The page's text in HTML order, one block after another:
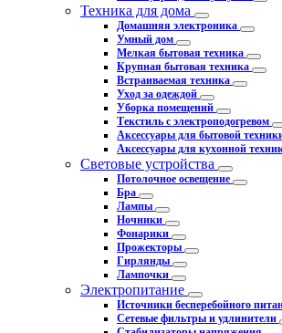
Техника для дома
Домашняя электроника
Умный дом
Мелкая бытовая техника
Крупная бытовая техника
Встраиваемая техника
Уход за одеждой
Уборка помещений
Текстиль с электроподогревом
Аксессуары для бытовой
Аксессуары для кухонной
Световые устройства
Потолочное освещение
Бра
Лампы
Ночники
Фонарики
Прожекторы
Гирлянды
Лампочки
Электропитание
Источники бесперебойного
Сетевые фильтры и удлинители